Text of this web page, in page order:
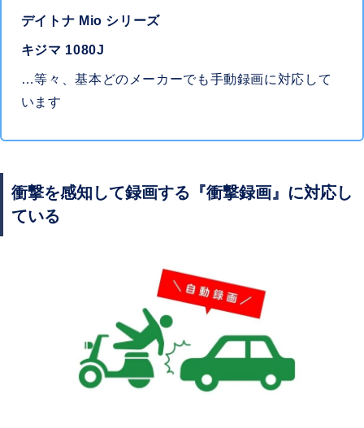
デイトナ Mio シリーズ
キジマ 1080J
…等々、基本どのメーカーでも手動録画に対応して
います
衝撃を感知して録画する『衝撃録画』に対応し
ている